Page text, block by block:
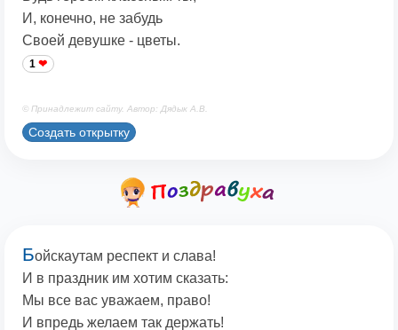
И, конечно, не забудь
Своей девушке - цветы.
1
© Принадлежит сайту. Автор: Дядык А.В.
Создать открытку
Бойскаутам респект и слава!
И в праздник им хотим сказать:
Мы все вас уважаем, право!
И впредь желаем так держать!